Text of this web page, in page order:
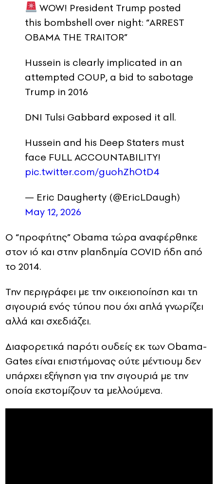
WOW! President Trump posted
this bombshell over night: “ARREST
OBAMA THE TRAITOR”
Hussein is clearly implicated in an
attempted COUP, a bid to sabotage
Trump in 2016
DNI Tulsi Gabbard exposed it all.
Hussein and his Deep Staters must
face FULL ACCOUNTABILITY!
pic.twitter.com/guohZhOtD4
— Eric Daugherty (@EricLDaugh)
May 12, 2026
Ο “προφήτης” Οbama τώρα αναφέρθηκε
στον ιό και στην planδημία COVID ήδη από
το 2014.
Την περιγράφει με την οικειοποίηση και τη
σιγουριά ενός τύπου που όχι απλά γνωρίζει
αλλά και σχεδιάζει.
Διαφορετικά παρότι ουδείς εκ των Οbama-
Gates είναι επιστήμονας ούτε μέντιουμ δεν
υπάρχει εξήγηση για την σιγουριά με την
οποία εκστομίζουν τα μελλούμενα.